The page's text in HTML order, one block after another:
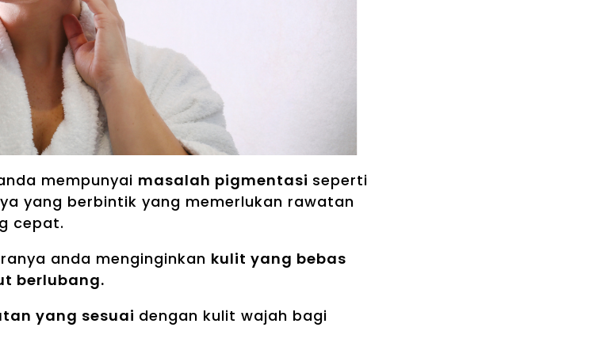
mempunyai masalah pigmentasi seperti
yang berbintik yang memerlukan rawatan
cepat.
anda menginginkan kulit yang bebas
berlubang.
yang sesuai dengan kulit wajah bagi